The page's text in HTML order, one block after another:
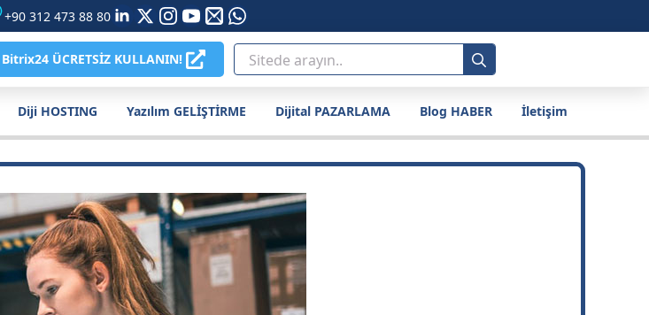
+90 312 473 88 80
Bitrix24 ÜCRETSİZ KULLANIN!
Search
for:
Diji HOSTING Yazılım GELİŞTİRME Dijital PAZARLAMA Blog HABER İletişim